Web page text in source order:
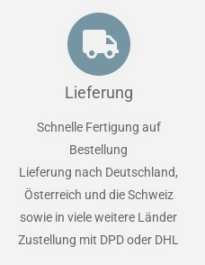
Lieferung
Schnelle Fertigung auf
Bestellung
Lieferung nach Deutschland,
Österreich und die Schweiz
sowie in viele weitere Länder
Zustellung mit DPD oder DHL